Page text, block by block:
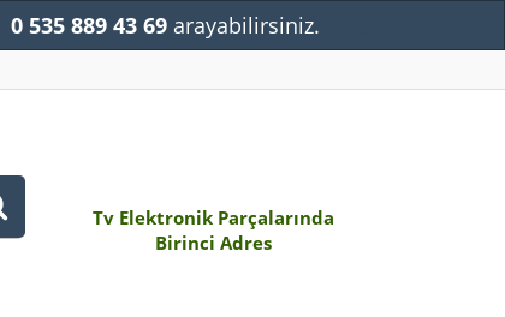
Tv Elektronik Parçalarında
Birinci Adres
0 535 889 43 69 arayabilirsiniz.